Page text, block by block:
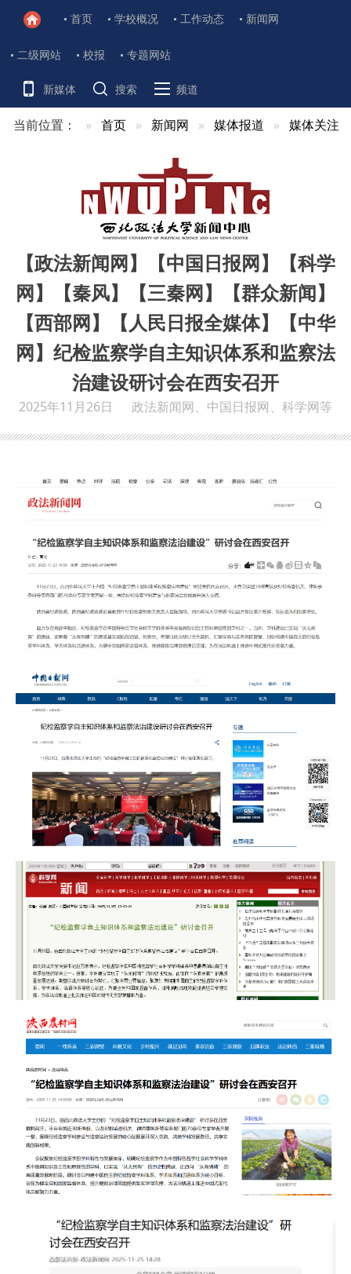
首页 学校概况 工作动态 新闻网
二级网站 校报 专题网站
新媒体 搜索 频道
当前位置： 首页 新闻网 媒体报道 媒体关注
【政法新闻网】【中国日报网】【科学
网】【秦风】【三秦网】【群众新闻】
【西部网】【人民日报全媒体】【中华
网】纪检监察学自主知识体系和监察法
治建设研讨会在西安召开
2025年11月26日 政法新闻网、中国日报网、科学网等